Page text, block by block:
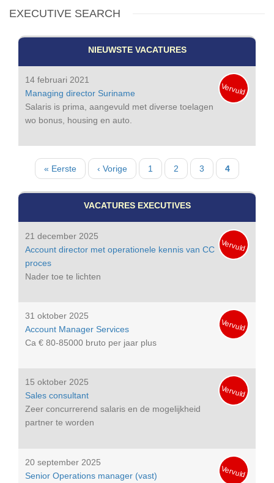
EXECUTIVE SEARCH
NIEUWSTE VACATURES
Vervuld
14 februari 2021
Managing director Suriname
Salaris is prima, aangevuld met diverse toelagen
wo bonus, housing en auto.
PaginatieEerste
pagina
« Eerste
Vorige
pagina
‹ Vorige Pagina
1 Pagina
2 Pagina
3
Huidige
pagina
4
VACATURES EXECUTIVES
Vervuld
21 december 2025
Account director met operationele kennis van CC
proces
Nader toe te lichten
Vervuld
31 oktober 2025
Account Manager Services
Ca € 80-85000 bruto per jaar plus
Vervuld
15 oktober 2025
Sales consultant
Zeer concurrerend salaris en de mogelijkheid
partner te worden
Vervuld
20 september 2025
Senior Operations manager (vast)